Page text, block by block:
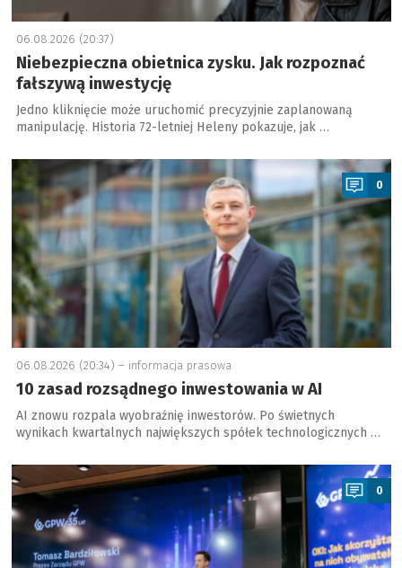
06.08.2026 (20:37)
Niebezpieczna obietnica zysku. Jak rozpoznać
fałszywą inwestycję
Jedno kliknięcie może uruchomić precyzyjnie zaplanowaną
manipulację. Historia 72-letniej Heleny pokazuje, jak …
a
0
06.08.2026 (20:34) – informacja prasowa
10 zasad rozsądnego inwestowania w AI
AI znowu rozpala wyobraźnię inwestorów. Po świetnych
wynikach kwartalnych największych spółek technologicznych …
a
0